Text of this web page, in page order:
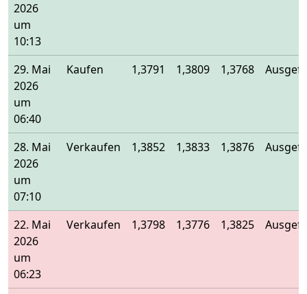
2026
um
10:13
29. Mai
2026
um
06:40
Kaufen 1,3791 1,3809 1,3768
28. Mai
2026
um
07:10
Verkaufen 1,3852 1,3833 1,3876
22. Mai
2026
um
06:23
Verkaufen 1,3798 1,3776 1,3825